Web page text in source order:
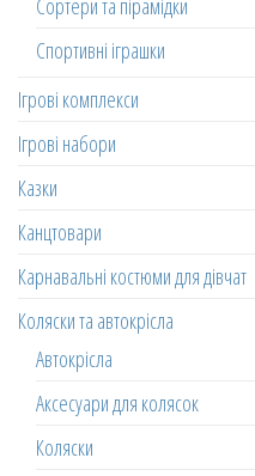
Сортери та пірамідки
Спортивні іграшки
Ігрові комплекси
Ігрові набори
Казки
Канцтовари
Карнавальні костюми для дівчат
Коляски та автокрісла
Автокрісла
Аксесуари для колясок
Коляски